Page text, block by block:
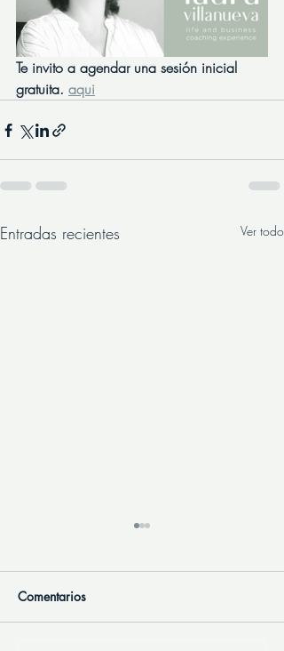
Te invito a agendar una sesión inicial
gratuita. aqui
Entradas recientes Ver todo
Comentarios